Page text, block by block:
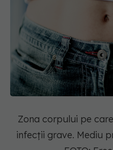
Zona corpului pe
infecții grave. Mediu